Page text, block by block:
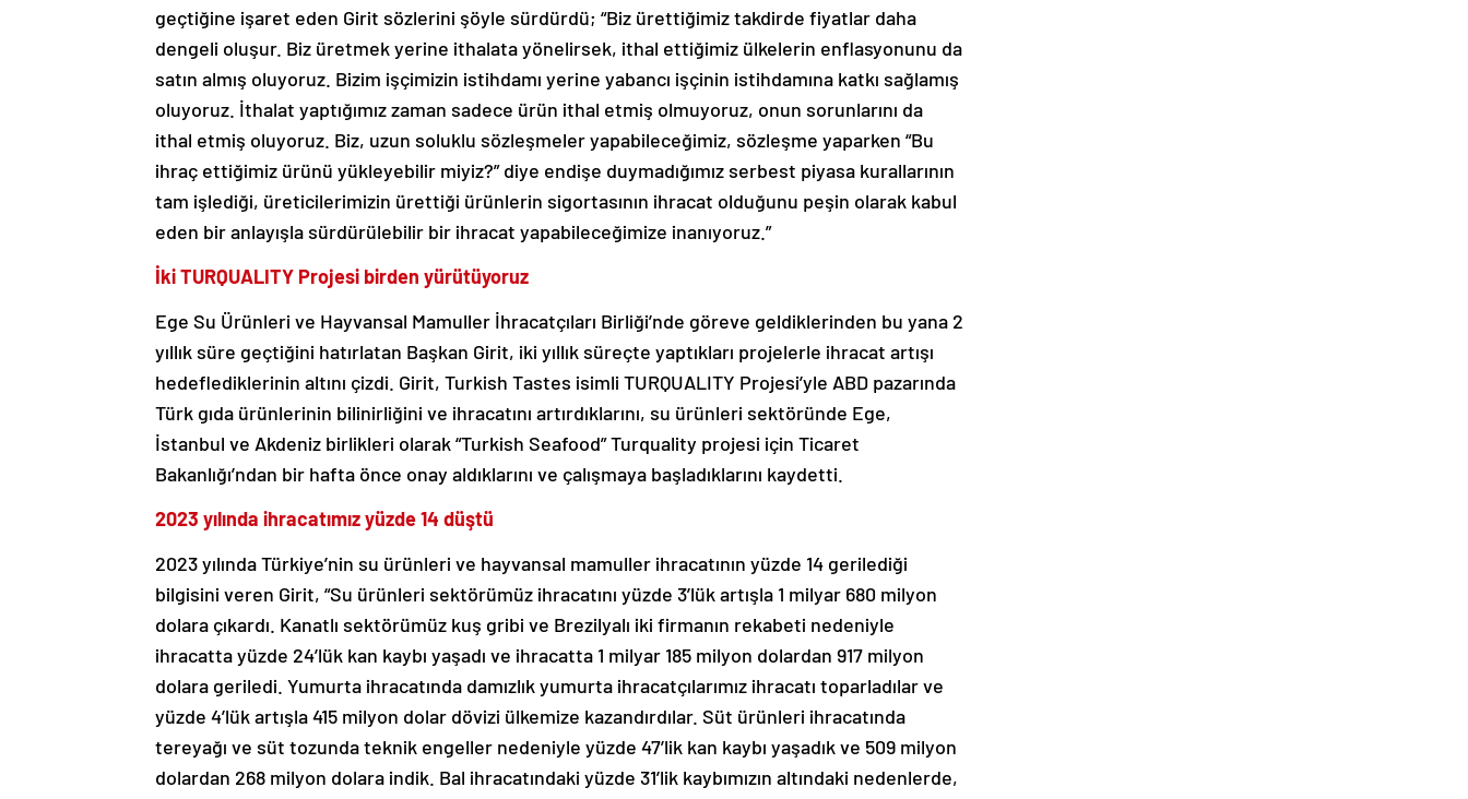
geçtiğine işaret eden Girit sözlerini şöyle sürdürdü; “Biz ürettiğimiz takdirde fiyatlar daha
dengeli oluşur. Biz üretmek yerine ithalata yönelirsek, ithal ettiğimiz ülkelerin enflasyonunu da
satın almış oluyoruz. Bizim işçimizin istihdamı yerine yabancı işçinin istihdamına katkı sağlamış
oluyoruz. İthalat yaptığımız zaman sadece ürün ithal etmiş olmuyoruz, onun sorunlarını da
ithal etmiş oluyoruz. Biz, uzun soluklu sözleşmeler yapabileceğimiz, sözleşme yaparken “Bu
ihraç ettiğimiz ürünü yükleyebilir miyiz?” diye endişe duymadığımız serbest piyasa kurallarının
tam işlediği, üreticilerimizin ürettiği ürünlerin sigortasının ihracat olduğunu peşin olarak kabul
eden bir anlayışla sürdürülebilir bir ihracat yapabileceğimize inanıyoruz.”
İki TURQUALITY Projesi birden yürütüyoruz
Ege Su Ürünleri ve Hayvansal Mamuller İhracatçıları Birliği’nde göreve geldiklerinden bu yana 2
yıllık süre geçtiğini hatırlatan Başkan Girit, iki yıllık süreçte yaptıkları projelerle ihracat artışı
hedeflediklerinin altını çizdi. Girit, Turkish Tastes isimli TURQUALITY Projesi’yle ABD pazarında
Türk gıda ürünlerinin bilinirliğini ve ihracatını artırdıklarını, su ürünleri sektöründe Ege,
İstanbul ve Akdeniz birlikleri olarak “Turkish Seafood” Turquality projesi için Ticaret
Bakanlığı’ndan bir hafta önce onay aldıklarını ve çalışmaya başladıklarını kaydetti.
2023 yılında ihracatımız yüzde 14 düştü
2023 yılında Türkiye’nin su ürünleri ve hayvansal mamuller ihracatının yüzde 14 gerilediği
bilgisini veren Girit, “Su ürünleri sektörümüz ihracatını yüzde 3’lük artışla 1 milyar 680 milyon
dolara çıkardı. Kanatlı sektörümüz kuş gribi ve Brezilyalı iki firmanın rekabeti nedeniyle
ihracatta yüzde 24’lük kan kaybı yaşadı ve ihracatta 1 milyar 185 milyon dolardan 917 milyon
dolara geriledi. Yumurta ihracatında damızlık yumurta ihracatçılarımız ihracatı toparladılar ve
yüzde 4’lük artışla 415 milyon dolar dövizi ülkemize kazandırdılar. Süt ürünleri ihracatında
tereyağı ve süt tozunda teknik engeller nedeniyle yüzde 47’lik kan kaybı yaşadık ve 509 milyon
dolardan 268 milyon dolara indik. Bal ihracatındaki yüzde 31’lik kaybımızın altındaki nedenlerde,